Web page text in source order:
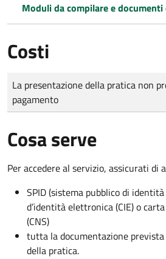
Moduli da compilare e documenti
Costi
Tipo di pagamento
Importo
La presentazione della pratica non
pagamento
Cosa serve
Per accedere al servizio, assicurati di
SPID (sistema pubblico di
d’identità elettronica (CIE) o
(CNS)
tutta la documentazione
della pratica.